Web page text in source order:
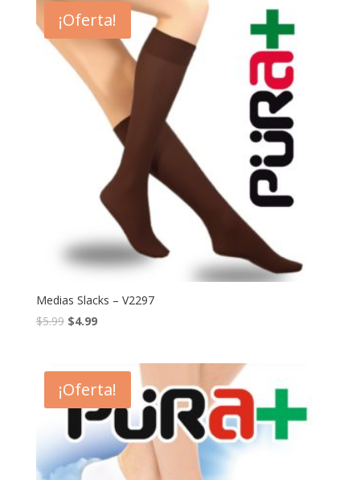
¡Oferta!
Medias Slacks – V2297
$5.99 $4.99
¡Oferta!